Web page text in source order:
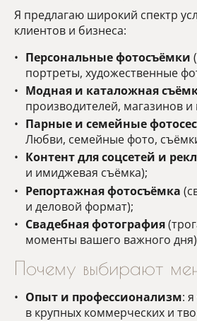
Я предлагаю широкий спектр
клиентов и бизнеса:
Персональные фотосъёмки
портреты, художественные
Модная и каталожная
производителей, магазинов и
Парные и семейные
Любви, семейные фото,
Контент для соцсетей и
и имиджевая съёмка);
Репортажная фотосъёмка
и деловой формат);
Свадебная фотография
моменты вашего важного
Почему выбирают
Опыт и профессионализм:
в крупных коммерческих и